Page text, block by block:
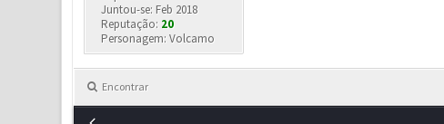
Juntou-se: Feb 2018
Reputação: 20
Personagem: Volcamo
Encontrar